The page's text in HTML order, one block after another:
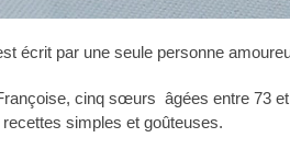
écrit par une seule personne
cinq sœurs âgées entre 73
simples et goûteuses.